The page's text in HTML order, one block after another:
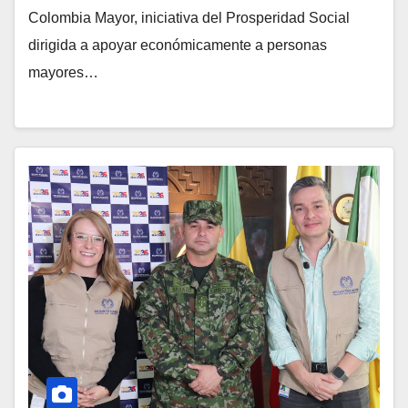
Colombia Mayor, iniciativa del Prosperidad Social
dirigida a apoyar económicamente a personas
mayores…